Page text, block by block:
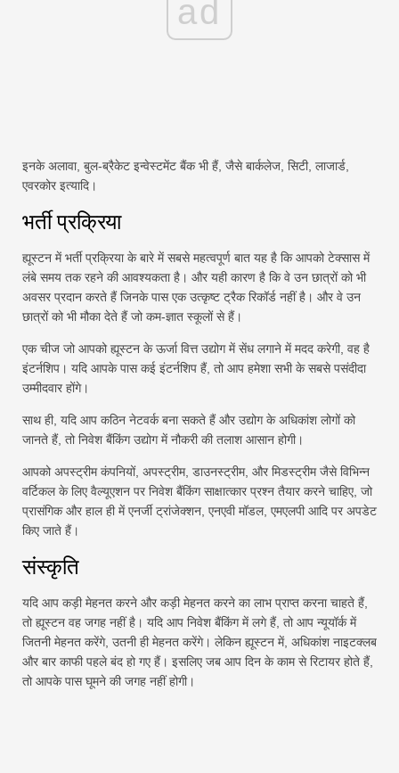
ad
इनके अलावा, बुल-ब्रैकेट इन्वेस्टमेंट बैंक भी हैं, जैसे बार्कलेज, सिटी, लाजार्ड,
एवरकोर इत्यादि।
भर्ती प्रक्रिया
ह्यूस्टन में भर्ती प्रक्रिया के बारे में सबसे महत्वपूर्ण बात यह है कि आपको टेक्सास में
लंबे समय तक रहने की आवश्यकता है। और यही कारण है कि वे उन छात्रों को भी
अवसर प्रदान करते हैं जिनके पास एक उत्कृष्ट ट्रैक रिकॉर्ड नहीं है। और वे उन
छात्रों को भी मौका देते हैं जो कम-ज्ञात स्कूलों से हैं।
एक चीज जो आपको ह्यूस्टन के ऊर्जा वित्त उद्योग में सेंध लगाने में मदद करेगी, वह है
इंटर्नशिप। यदि आपके पास कई इंटर्नशिप हैं, तो आप हमेशा सभी के सबसे पसंदीदा
उम्मीदवार होंगे।
साथ ही, यदि आप कठिन नेटवर्क बना सकते हैं और उद्योग के अधिकांश लोगों को
जानते हैं, तो निवेश बैंकिंग उद्योग में नौकरी की तलाश आसान होगी।
आपको अपस्ट्रीम कंपनियों, अपस्ट्रीम, डाउनस्ट्रीम, और मिडस्ट्रीम जैसे विभिन्न
वर्टिकल के लिए वैल्यूएशन पर निवेश बैंकिंग साक्षात्कार प्रश्न तैयार करने चाहिए, जो
प्रासंगिक और हाल ही में एनर्जी ट्रांजेक्शन, एनएवी मॉडल, एमएलपी आदि पर अपडेट
किए जाते हैं।
संस्कृति
यदि आप कड़ी मेहनत करने और कड़ी मेहनत करने का लाभ प्राप्त करना चाहते हैं,
तो ह्यूस्टन वह जगह नहीं है। यदि आप निवेश बैंकिंग में लगे हैं, तो आप न्यूयॉर्क में
जितनी मेहनत करेंगे, उतनी ही मेहनत करेंगे। लेकिन ह्यूस्टन में, अधिकांश नाइटक्लब
और बार काफी पहले बंद हो गए हैं। इसलिए जब आप दिन के काम से रिटायर होते हैं,
तो आपके पास घूमने की जगह नहीं होगी।